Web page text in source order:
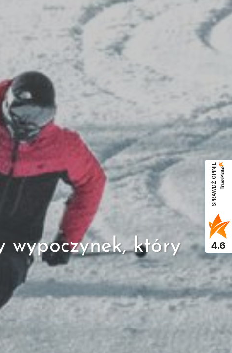
wypoczynek, który
SPRAWDŹ OPINIE
4.6